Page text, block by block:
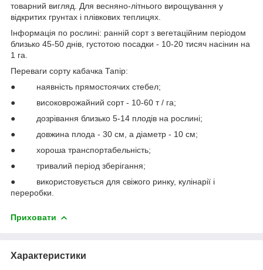
товарний вигляд. Для весняно-літнього вирощування у
відкритих грунтах і плівкових теплицях.
Інформація по рослині: ранній сорт з вегетаційним періодом
близько 45-50 днів, густотою посадки - 10-20 тисяч насінин на
1 га.
Переваги сорту кабачка Тапір:
● наявність прямостоячих стебел;
● високоврожайний сорт - 10-60 т / га;
● дозрівання близько 5-14 плодів на рослині;
● довжина плода - 30 см, а діаметр - 10 см;
● хороша транспортабельність;
● тривалий період зберігання;
● використовується для свіжого ринку, кулінарії і
переробки.
Приховати
Характеристики